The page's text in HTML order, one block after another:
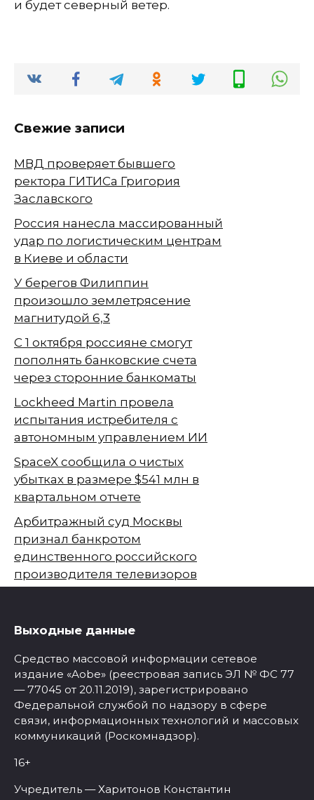
и будет северный ветер.
Свежие записи
МВД проверяет бывшего
ректора ГИТИСа Григория
Заславского
Россия нанесла массированный
удар по логистическим центрам
в Киеве и области
У берегов Филиппин
произошло землетрясение
магнитудой 6,3
С 1 октября россияне смогут
пополнять банковские счета
через сторонние банкоматы
Lockheed Martin провела
испытания истребителя с
автономным управлением ИИ
SpaceX сообщила о чистых
убытках в размере $541 млн в
квартальном отчете
Арбитражный суд Москвы
признал банкротом
единственного российского
производителя телевизоров
Выходные данные
Средство массовой информации сетевое
издание «Aobe» (реестровая запись ЭЛ № ФС 77
— 77045 от 20.11.2019), зарегистрировано
Федеральной службой по надзору в сфере
связи, информационных технологий и массовых
коммуникаций (Роскомнадзор).
16+
Учредитель — Харитонов Константин